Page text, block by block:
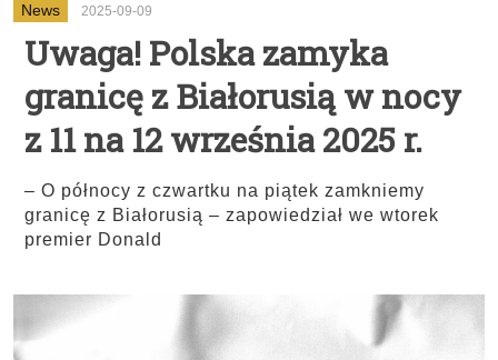
News 2025-09-09
Uwaga! Polska zamyka
granicę z Białorusią w nocy
z 11 na 12 września 2025 r.
– O północy z czwartku na piątek zamkniemy
granicę z Białorusią – zapowiedział we wtorek
premier Donald